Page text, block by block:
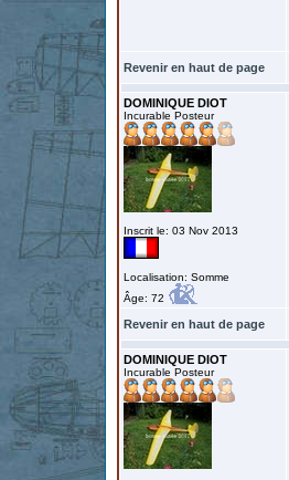
Revenir en haut de page
DOMINIQUE DIOT
Incurable Posteur
Inscrit le: 03 Nov 2013
Localisation: Somme
Âge: 72
Revenir en haut de page
DOMINIQUE DIOT
Incurable Posteur